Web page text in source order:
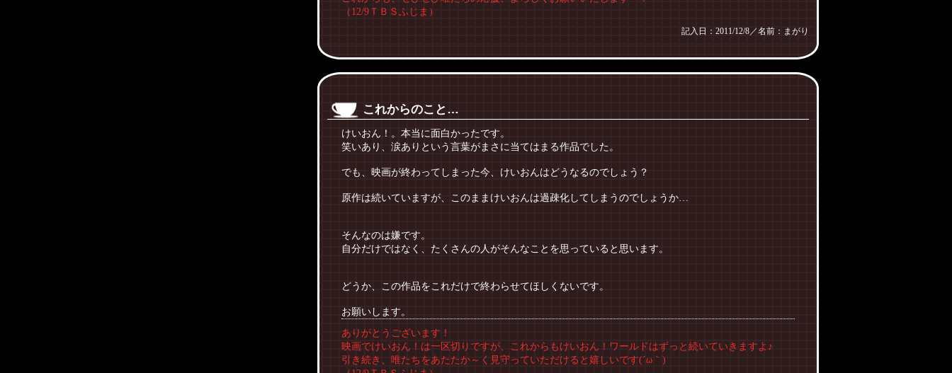
（12/9ＴＢＳふじま）
記入日：2011/12/8／名前：まがり
これからのこと…
けいおん！。本当に面白かったです。
笑いあり、涙ありという言葉がまさに当てはまる作品でした。
でも、映画が終わってしまった今、けいおんはどうなるのでしょう？
原作は続いていますが、このままけいおんは過疎化してしまうのでしょうか…
そんなのは嫌です。
自分だけではなく、たくさんの人がそんなことを思っていると思います。
どうか、この作品をこれだけで終わらせてほしくないです。
お願いします。
ありがとうございます！
映画でけいおん！は一区切りですが、これからもけいおん！ワールドはずっと続いていきますよ♪
引き続き、唯たちをあたたか～く見守っていただけると嬉しいです(´ω｀)